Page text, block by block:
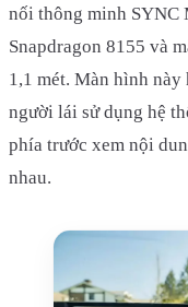
nối thông minh SYNC
Snapdragon 8155 và
1,1 mét. Màn hình
người lái sử dụng hệ
phía trước xem nội
nhau.